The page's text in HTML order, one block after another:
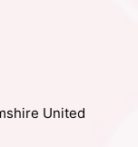
United